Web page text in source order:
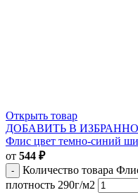
Открыть товар
ДОБАВИТЬ В
Флис цвет темно-синий
от 544 ₽
Количество товара
плотность 290г/м2